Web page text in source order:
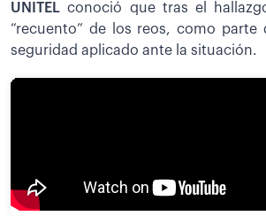
UNITELconoció que tras el
“recuento” de los reos, como parte
seguridad aplicado ante la situación.